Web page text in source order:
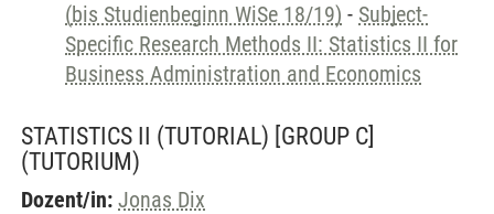
(bis Studienbeginn WiSe 18/19) - Subject-
Specific Research Methods II: Statistics II for
Business Administration and Economics
STATISTICS II (TUTORIAL) [GROUP C]
(TUTORIUM)
Dozent/in: Jonas Dix